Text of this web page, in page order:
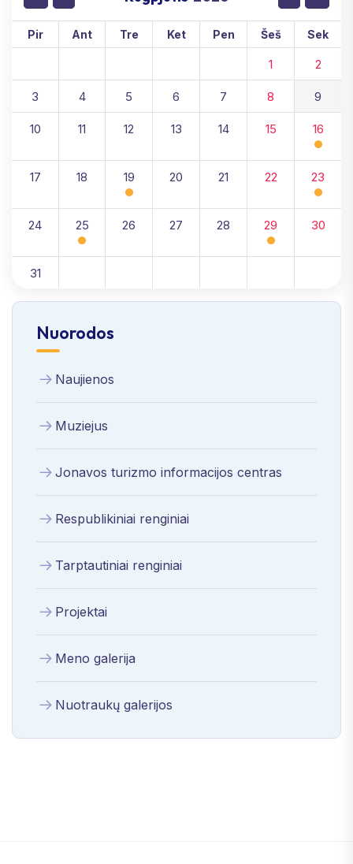
Pir Ant Tre Ket Pen Šeš Sek
1 2
3 4 5 6 7 8 9
10 11 12 13 14 15 16
17 18 19 20 21 22 23
24 25 26 27 28 29 30
31
Nuorodos
Naujienos
Muziejus
Jonavos turizmo informacijos centras
Respublikiniai renginiai
Tarptautiniai renginiai
Projektai
Meno galerija
Nuotraukų galerijos